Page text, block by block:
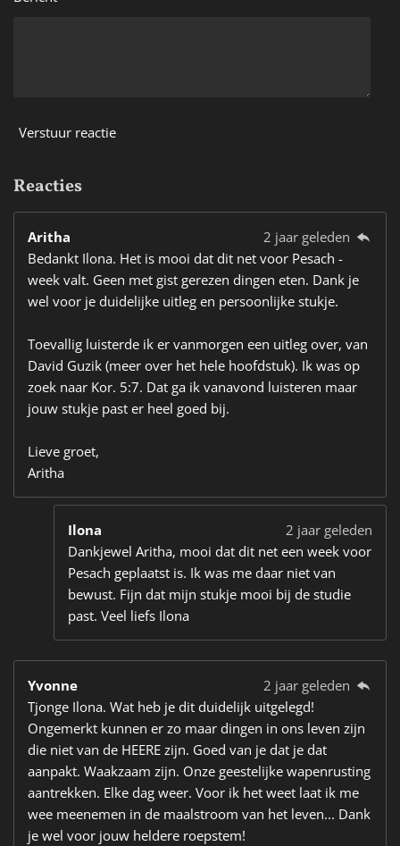
Verstuur reactie
Reacties
Aritha
2 jaar geleden
Bedankt Ilona. Het is mooi dat dit net voor Pesach -
week valt. Geen met gist gerezen dingen eten. Dank je
wel voor je duidelijke uitleg en persoonlijke stukje.
Toevallig luisterde ik er vanmorgen een uitleg over, van
David Guzik (meer over het hele hoofdstuk). Ik was op
zoek naar Kor. 5:7. Dat ga ik vanavond luisteren maar
jouw stukje past er heel goed bij.
Lieve groet,
Aritha
Ilona
2 jaar geleden
Dankjewel Aritha, mooi dat dit net een week voor
Pesach geplaatst is. Ik was me daar niet van
bewust. Fijn dat mijn stukje mooi bij de studie
past. Veel liefs Ilona
Yvonne
2 jaar geleden
Tjonge Ilona. Wat heb je dit duidelijk uitgelegd!
Ongemerkt kunnen er zo maar dingen in ons leven zijn
die niet van de HEERE zijn. Goed van je dat je dat
aanpakt. Waakzaam zijn. Onze geestelijke wapenrusting
aantrekken. Elke dag weer. Voor ik het weet laat ik me
wee meenemen in de maalstroom van het leven... Dank
je wel voor jouw heldere roepstem!